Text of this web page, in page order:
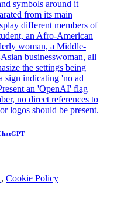
, Cookie Policy